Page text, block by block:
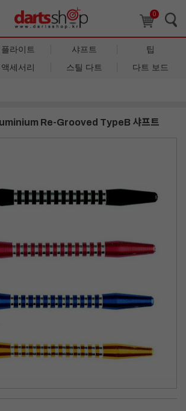
0
플라이트 샤프트
팁
액세서리 스틸 다트 다트 보드
Re-Grooved TypeB 샤프트